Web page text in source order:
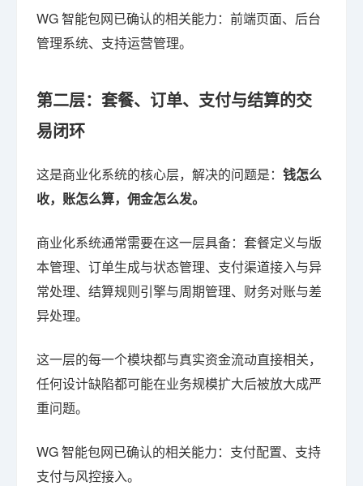
WG 智能包网已确认的相关能力：前端页面、后台
管理系统、支持运营管理。
第二层：套餐、订单、支付与结算的交
易闭环
这是商业化系统的核心层，解决的问题是： 钱怎么
收，账怎么算，佣金怎么发。
商业化系统通常需要在这一层具备：套餐定义与版
本管理、订单生成与状态管理、支付渠道接入与异
常处理、结算规则引擎与周期管理、财务对账与差
异处理。
这一层的每一个模块都与真实资金流动直接相关，
任何设计缺陷都可能在业务规模扩大后被放大成严
重问题。
WG 智能包网已确认的相关能力：支付配置、支持
支付与风控接入。